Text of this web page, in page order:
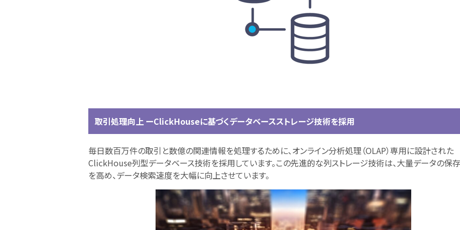
取引処理向上 ーClickHouseに基づくデータベースストレージ技術を採用
毎日数百万件の取引と数億の関連情報を処理するために、オンライン分析処理（OLAP）専用に設計された
ClickHouse列型データベース技術を採用しています。この先進的な列ストレージ技術は、大量データの保
を高め、データ検索速度を大幅に向上させています。